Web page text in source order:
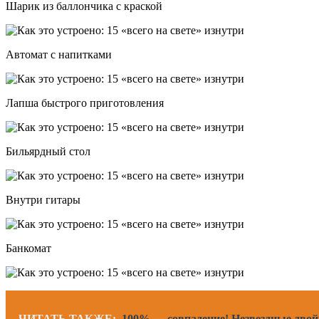
Шарик из баллончика с краской
Автомат с напитками
Лапша быстрого приготовления
Бильярдный стол
Внутри гитары
Банкомат